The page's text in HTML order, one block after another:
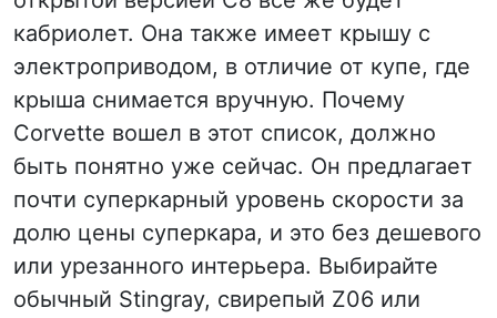
кабриолет. Она также имеет крышу с
электроприводом, в отличие от купе, где
крыша снимается вручную. Почему
Corvette вошел в этот список, должно
быть понятно уже сейчас. Он предлагает
почти суперкарный уровень скорости за
долю цены суперкара, и это без дешевого
или урезанного интерьера. Выбирайте
обычный Stingray, свирепый Z06 или